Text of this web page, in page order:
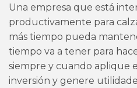
Una empresa que está
productivamente para
más tiempo pueda
tiempo va a tener para
siempre y cuando aplique
inversión y genere